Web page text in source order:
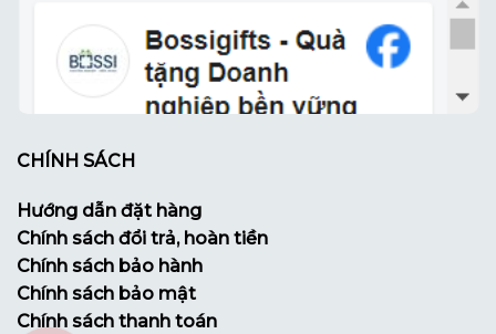
CHÍNH SÁCH
Hướng dẫn đặt hàng
Chính sách đổi trả, hoàn tiền
Chính sách bảo hành
Chính sách bảo mật
Chính sách thanh toán